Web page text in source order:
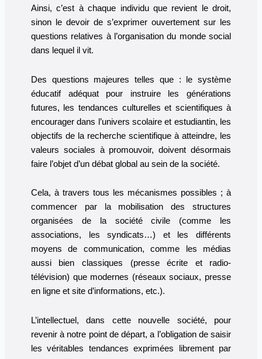
Ainsi, c’est à chaque individu que revient le droit,
sinon le devoir de s’exprimer ouvertement sur les
questions relatives à l’organisation du monde social
dans lequel il vit.
Des questions majeures telles que : le système
éducatif adéquat pour instruire les générations
futures, les tendances culturelles et scientifiques à
encourager dans l’univers scolaire et estudiantin, les
objectifs de la recherche scientifique à atteindre, les
valeurs sociales à promouvoir, doivent désormais
faire l’objet d’un débat global au sein de la société.
Cela, à travers tous les mécanismes possibles ; à
commencer par la mobilisation des structures
organisées de la société civile (comme les
associations, les syndicats…) et les différents
moyens de communication, comme les médias
aussi bien classiques (presse écrite et radio-
télévision) que modernes (réseaux sociaux, presse
en ligne et site d’informations, etc.).
L’intellectuel, dans cette nouvelle société, pour
revenir à notre point de départ, a l’obligation de saisir
les véritables tendances exprimées librement par